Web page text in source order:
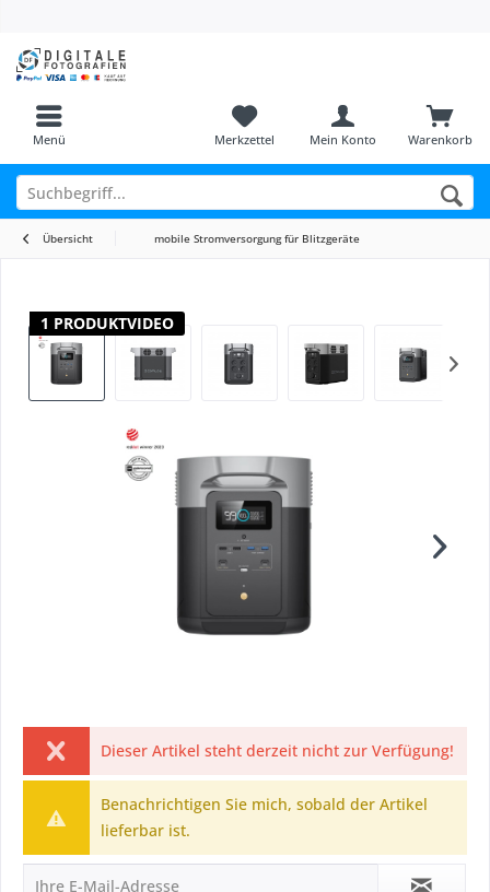
Menü Warenkorb
Merkzettel Mein Konto
Übersicht mobile Stromversorgung für Blitzgeräte
1 PRODUKTVIDEO
Dieser Artikel steht derzeit nicht zur Verfügung!
Benachrichtigen Sie mich, sobald der Artikel
lieferbar ist.